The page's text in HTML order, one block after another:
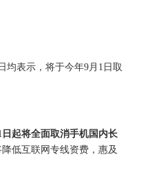
均表示，将于今年9月1日取
起将全面取消手机国内长
降低互联网专线资费，惠及